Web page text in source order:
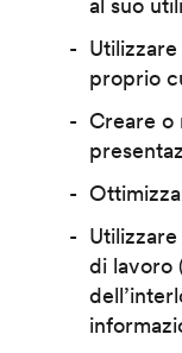
proprio
Creare o
di lavoro